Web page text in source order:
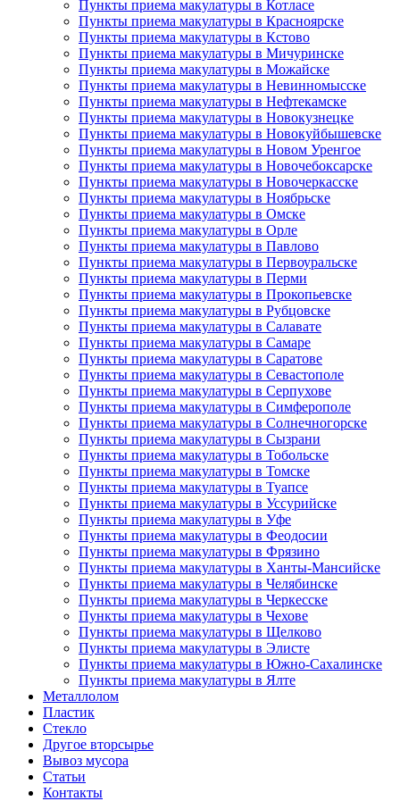
Пункты приема макулатуры в Котласе
Пункты приема макулатуры в Красноярске
Пункты приема макулатуры в Кстово
Пункты приема макулатуры в Мичуринске
Пункты приема макулатуры в Можайске
Пункты приема макулатуры в Невинномысске
Пункты приема макулатуры в Нефтекамске
Пункты приема макулатуры в Новокузнецке
Пункты приема макулатуры в Новокуйбышевске
Пункты приема макулатуры в Новом Уренгое
Пункты приема макулатуры в Новочебоксарске
Пункты приема макулатуры в Новочеркасске
Пункты приема макулатуры в Ноябрьске
Пункты приема макулатуры в Омске
Пункты приема макулатуры в Орле
Пункты приема макулатуры в Павлово
Пункты приема макулатуры в Первоуральске
Пункты приема макулатуры в Перми
Пункты приема макулатуры в Прокопьевске
Пункты приема макулатуры в Рубцовске
Пункты приема макулатуры в Салавате
Пункты приема макулатуры в Самаре
Пункты приема макулатуры в Саратове
Пункты приема макулатуры в Севастополе
Пункты приема макулатуры в Серпухове
Пункты приема макулатуры в Симферополе
Пункты приема макулатуры в Солнечногорске
Пункты приема макулатуры в Сызрани
Пункты приема макулатуры в Тобольске
Пункты приема макулатуры в Томске
Пункты приема макулатуры в Туапсе
Пункты приема макулатуры в Уссурийске
Пункты приема макулатуры в Уфе
Пункты приема макулатуры в Феодосии
Пункты приема макулатуры в Фрязино
Пункты приема макулатуры в Ханты-Мансийске
Пункты приема макулатуры в Челябинске
Пункты приема макулатуры в Черкесске
Пункты приема макулатуры в Чехове
Пункты приема макулатуры в Щелково
Пункты приема макулатуры в Элисте
Пункты приема макулатуры в Южно-Сахалинске
Пункты приема макулатуры в Ялте
Металлолом
Пластик
Стекло
Другое вторсырье
Вывоз мусора
Статьи
Контакты